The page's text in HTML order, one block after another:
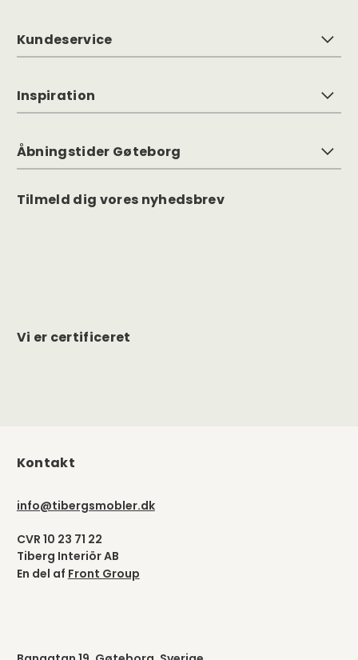
Kundeservice
Inspiration
Åbningstider Gøteborg
Tilmeld dig vores nyhedsbrev
Vi er certificeret
Kontakt
info@tibergsmobler.dk
CVR 10 23 71 22
Tiberg Interiör AB
En del af Front Group